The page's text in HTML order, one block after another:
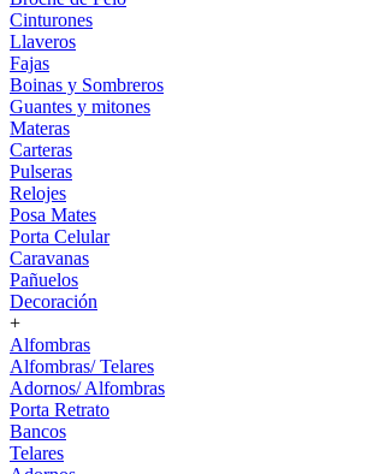
Cinturones
Llaveros
Fajas
Boinas y Sombreros
Guantes y mitones
Materas
Carteras
Pulseras
Relojes
Posa Mates
Porta Celular
Caravanas
Pañuelos
Decoración
+
Alfombras
Alfombras/ Telares
Adornos/ Alfombras
Porta Retrato
Bancos
Telares